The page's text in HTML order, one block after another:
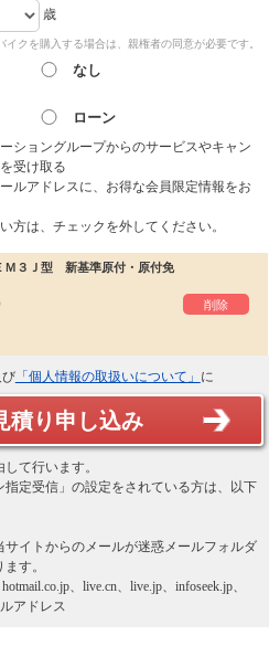
歳
クを購入する場合は、親権者の同意が必要です。
なし
ローン
ショングループからのサービスやキャン
受け取る
ルアドレスに、お得な会員限定情報をお
方は、チェックを外してください。
３Ｊ型 新基準原付・原付免
削除
び「個人情報の取扱いについて」 に
積り申し込み
て行います。
定受信」の設定をされている方は、以下
イトからのメールが迷惑メールフォルダ
す。
、live.cn、live.jp、infoseek.jp、
アドレス